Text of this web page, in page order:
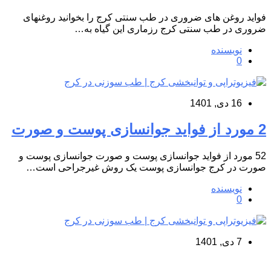
فواید روغن های ضروری در طب سنتی کرج را بخوانید روغنهای
ضروری در طب سنتی کرج رزماری این گیاه به…
نویسنده
0
16 دی, 1401
2 مورد از فواید جوانسازی پوست و صورت
52 مورد از فواید جوانسازی پوست و صورت جوانسازی پوست و
صورت در کرج جوانسازی پوست یک روش غیرجراحی است…
نویسنده
0
7 دی, 1401